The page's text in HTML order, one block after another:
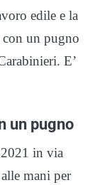
edile e la
con un pugno
E’
un pugno
in via
mani per